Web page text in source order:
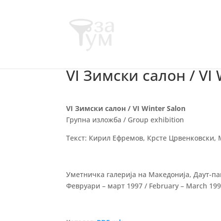
VI Зимски салон / VI
VI Зимски салон / VI Winter Salon
Групна изложба / Group exhibition
Текст: Кирил Ефремов, Крсте Црвенковски,
Уметничка галерија на Македонија, Даут-
Февруари – март 1997 / February – March